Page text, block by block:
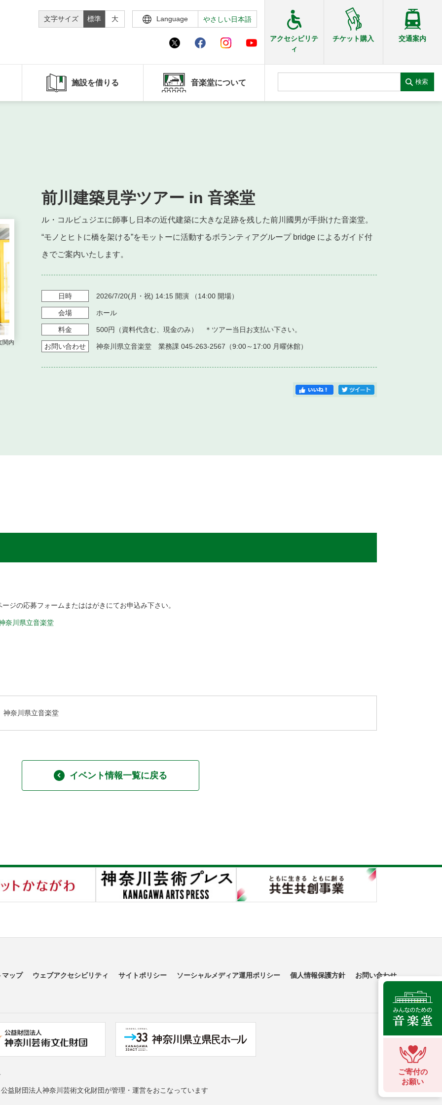
文字サイズ 標準 大 Language やさしい日本語
アクセシビリテ
ィ
チケット購入 交通案内
施設を借りる 音楽堂について 検索
客席
前川建築見学ツアー in 音楽堂
ル・コルビュジエに師事し日本の近代建築に大きな足跡を残した前川國男が手掛けた音楽堂。
“モノとヒトに橋を架ける”をモットーに活動するボランティアグループ bridge によるガイド付
きでご案内いたします。
日時 2026/7/20(月・祝) 14:15 開演 （14:00 開場）
会場 ホール
料金 500円（資料代含む、現金のみ） ＊ツアー当日お支払い下さい。
お問い合わせ 神奈川県立音楽堂 業務課 045-263-2567（9:00～17:00 月曜休館）
ジの応募フォームまたははがきにてお申込み下さい。
奈川県立音楽堂
神奈川県立音楽堂
イベント情報一覧に戻る
ご寄付の
お願い
マップ ウェブアクセシビリティ サイトポリシー ソーシャルメディア運用ポリシー 個人情報保護方針 お問い合わせ
益財団法人神奈川芸術文化財団が管理・運営をおこなっています